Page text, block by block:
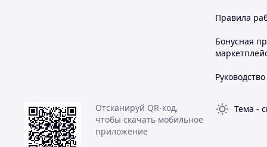
Правила
Бонусная
Отсканируй QR-код,
чтобы скачать мобильное
приложение
Тема -